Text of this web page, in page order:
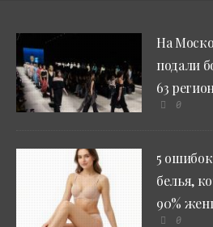
На
подали
63
0
5
белья,
90%
0